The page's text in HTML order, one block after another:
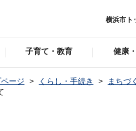
横浜市ト
子育て・教育 健康
ージ くらし・手続き まちづ